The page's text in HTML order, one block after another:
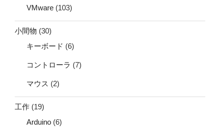
VMware (103)
小間物 (30)
キーボード (6)
コントローラ (7)
マウス (2)
工作 (19)
Arduino (6)